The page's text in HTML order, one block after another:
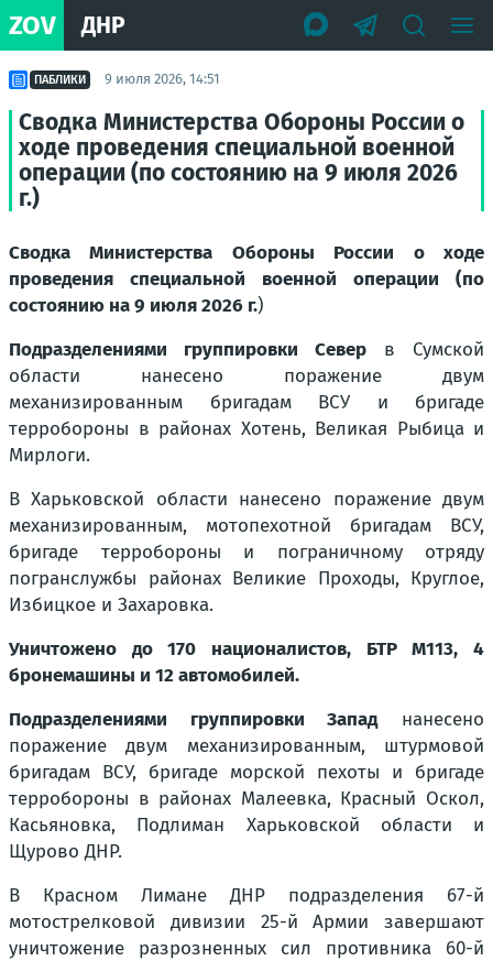
ZOV ДНР
ПАБЛИКИ 9 июля 2026, 14:51
Сводка Министерства Обороны России о
ходе проведения специальной военной
операции (по состоянию на 9 июля 2026
г.)
Сводка Министерства Обороны России о ходе
проведения специальной военной операции (по
состоянию на 9 июля 2026 г.)
Подразделениями группировки Север в Сумской
области нанесено поражение двум
механизированным бригадам ВСУ и бригаде
терробороны в районах Хотень, Великая Рыбица и
Мирлоги.
В Харьковской области нанесено поражение двум
механизированным, мотопехотной бригадам ВСУ,
бригаде терробороны и пограничному отряду
погранслужбы районах Великие Проходы, Круглое,
Избицкое и Захаровка.
Уничтожено до 170 националистов, БТР M113, 4
бронемашины и 12 автомобилей.
Подразделениями группировки Западнанесено
поражение двум механизированным, штурмовой
бригадам ВСУ, бригаде морской пехоты и бригаде
терробороны в районах Малеевка, Красный Оскол,
Касьяновка, Подлиман Харьковской области и
Щурово ДНР.
В Красном Лимане ДНР подразделения 67-й
мотострелковой дивизии 25-й Армии завершают
уничтожение разрозненных сил противника 60-й